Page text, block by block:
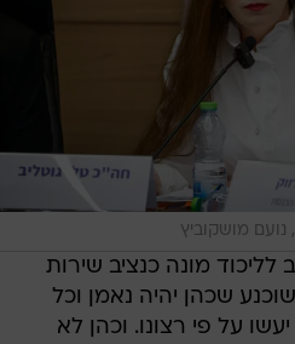
נועם מושקוביץ
לליכוד מונה כנציב שירות
שכהן יהיה נאמן וכל
על פי רצונו. וכהן לא